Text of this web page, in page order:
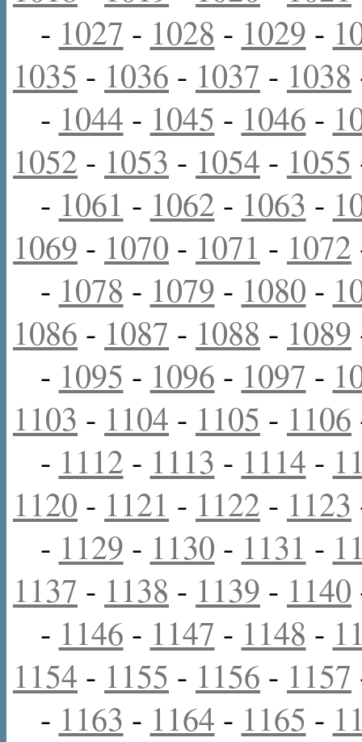
- 1027 - 1028 - 1029 -
1035 - 1036 - 1037 - 1038
- 1044 - 1045 - 1046 -
1052 - 1053 - 1054 - 1055
- 1061 - 1062 - 1063 -
1069 - 1070 - 1071 - 1072
- 1078 - 1079 - 1080 -
1086 - 1087 - 1088 - 1089
- 1095 - 1096 - 1097 -
1103 - 1104 - 1105 - 1106
- 1112 - 1113 - 1114 -
1120 - 1121 - 1122 - 1123
- 1129 - 1130 - 1131 -
1137 - 1138 - 1139 - 1140
- 1146 - 1147 - 1148 -
1154 - 1155 - 1156 - 1157
- 1163 - 1164 - 1165 -